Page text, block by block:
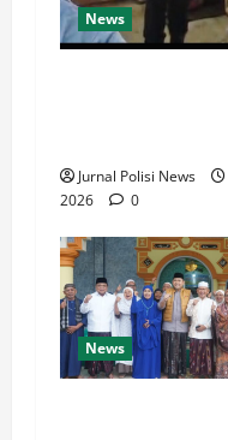
News
Jurnal Polisi News
2026
0
News